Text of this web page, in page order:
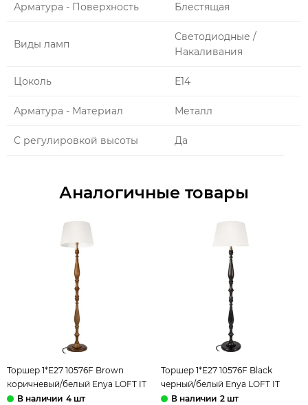
Арматура - Поверхность Блестящая
Виды ламп
Светодиодные /
Накаливания
Цоколь Е14
Арматура - Материал Металл
С регулировкой высоты Да
Аналогичные товары
Торшер 1*Е27 10576F Brown
коричневый/белый Enya LOFT IT
4 шт
Торшер 1*Е27 10576F Black
черный/белый Enya LOFT IT
2 шт